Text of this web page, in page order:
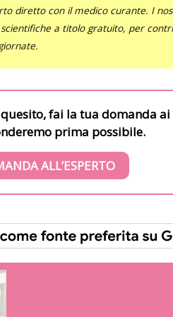
diretto con il medico curante. I
a titolo gratuito, per
fai la tua domanda
prima possibile.
ALL’ESPERTO